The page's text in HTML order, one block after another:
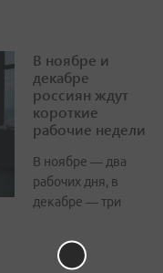
В ноябре и
декабре
россиян ждут
короткие
рабочие недели
В ноябре — два
рабочих дня, в
декабре — три